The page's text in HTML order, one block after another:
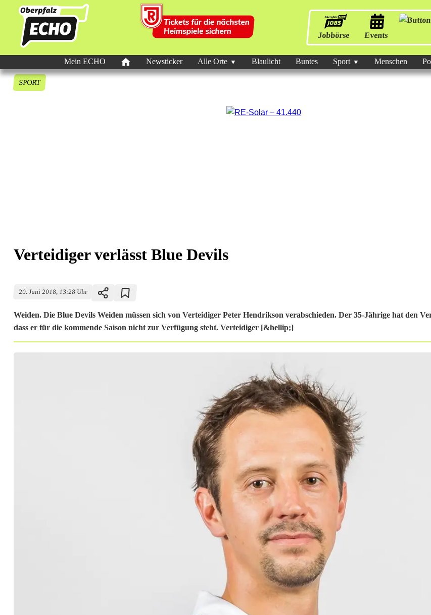
Jobbörse Events
Mein ECHO Newsticker Alle Orte Blaulicht Buntes Sport Menschen
SPORT
Verteidiger verlässt Blue Devils
20. Juni 2018, 13:28 Uhr
Weiden. Die Blue Devils Weiden müssen sich von Verteidiger Peter Hendrikson verabschieden. Der 35-Jährige hat den
dass er für die kommende Saison nicht zur Verfügung steht. Verteidiger [&hellip;]